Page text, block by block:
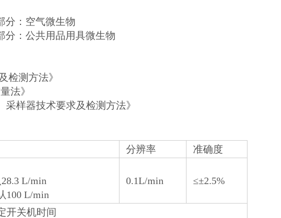
分：空气微生物
分：公共用品用具微生物
检测方法》
法》
采样器技术要求及检测方法》
分辨率 准确度
L/min
100 L/min
0.1L/min ≤±2.5%
开关机时间